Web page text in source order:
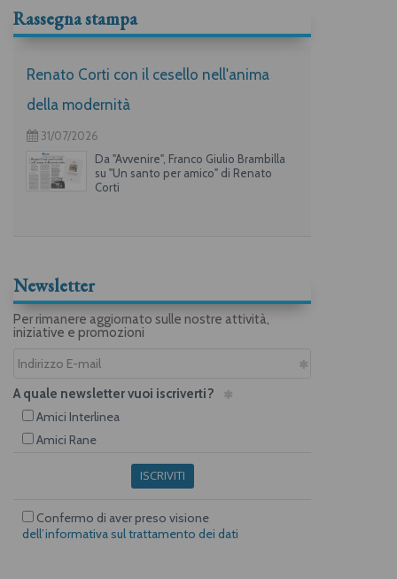
Rassegna stampa
Renato Corti con il cesello nell'anima
della modernità
31/07/2026
Da "Avvenire", Franco Giulio Brambilla
su "Un santo per amico" di Renato
Corti
Newsletter
Per rimanere aggiornato sulle nostre attività,
iniziative e promozioni
A quale newsletter vuoi iscriverti?
Amici Interlinea
Amici Rane
ISCRIVITI
Confermo di aver preso visione
dell’informativa sul trattamento dei dati